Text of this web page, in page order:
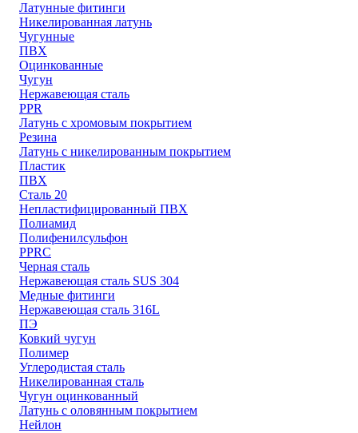
Латунные фитинги
Никелированная латунь
Чугунные
ПВХ
Оцинкованные
Чугун
Нержавеющая сталь
PPR
Латунь с хромовым покрытием
Резина
Латунь с никелированным покрытием
Пластик
ПВХ
Сталь 20
Непластифицированный ПВХ
Полиамид
Полифенилсульфон
PPRC
Черная сталь
Нержавеющая сталь SUS 304
Медные фитинги
Нержавеющая сталь 316L
ПЭ
Ковкий чугун
Полимер
Углеродистая сталь
Никелированная сталь
Чугун оцинкованный
Латунь с оловянным покрытием
Нейлон